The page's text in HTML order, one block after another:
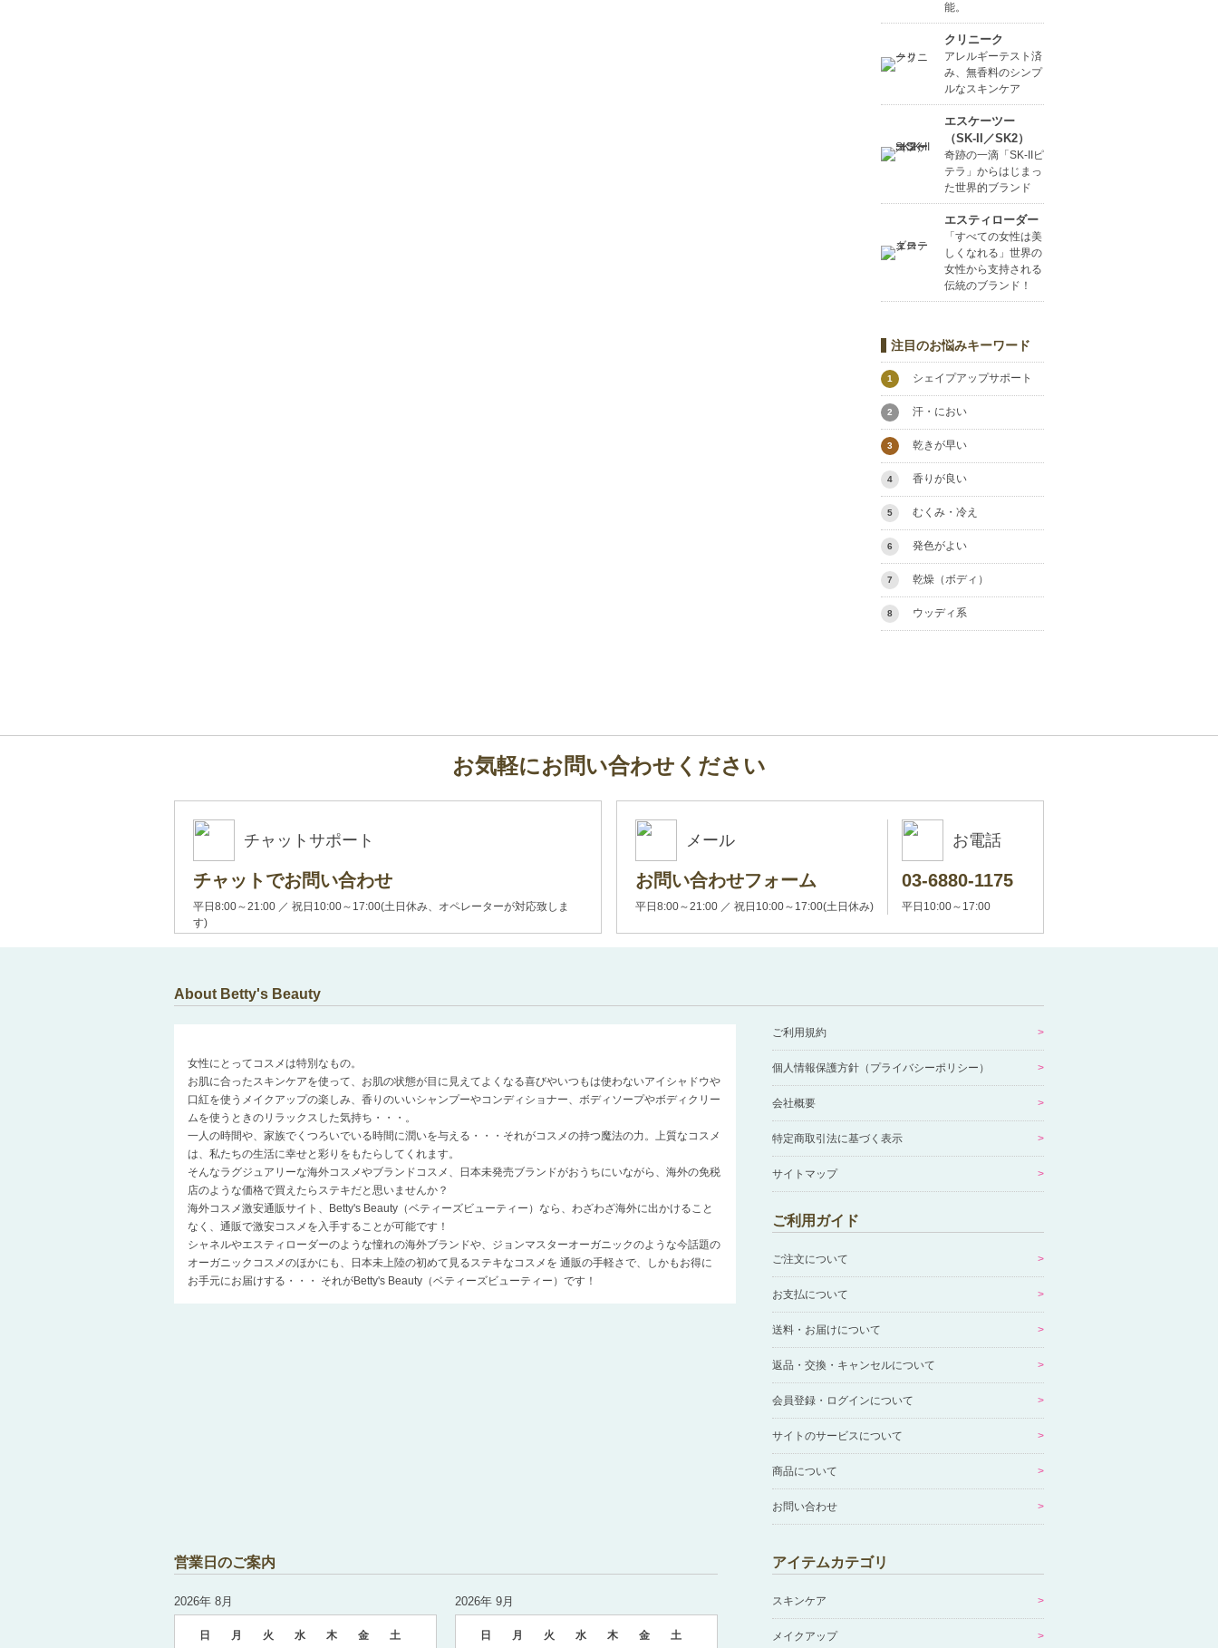
能。
クリニーク
アレルギーテスト済
み、無香料のシンプ
ルなスキンケア
エスケーツー
（SK-II／SK2）
奇跡の一滴「SK-IIピ
テラ」からはじまっ
た世界的ブランド
エスティローダー
「すべての女性は美
しくなれる」世界の
女性から支持される
伝統のブランド！
注目のお悩みキーワード
1 シェイプアップサポート
2 汗・におい
3 乾きが早い
4 香りが良い
5 むくみ・冷え
6 発色がよい
7 乾燥（ボディ）
8 ウッディ系
お気軽にお問い合わせください
チャットサポート
チャットでお問い合わせ
平日8:00～21:00 ／ 祝日10:00～17:00(土日休み、オペレーターが対応致しま
す)
メール
お問い合わせフォーム
平日8:00～21:00 ／ 祝日10:00～17:00(土日休み)
お電話
03-6880-1175
平日10:00～17:00
About Betty's Beauty
女性にとってコスメは特別なもの。
お肌に合ったスキンケアを使って、お肌の状態が目に見えてよくなる喜びやいつもは使わないアイシャドウや
口紅を使うメイクアップの楽しみ、香りのいいシャンプーやコンディショナー、ボディソープやボディクリー
ムを使うときのリラックスした気持ち・・・。
一人の時間や、家族でくつろいでいる時間に潤いを与える・・・それがコスメの持つ魔法の力。上質なコスメ
は、私たちの生活に幸せと彩りをもたらしてくれます。
そんなラグジュアリーな海外コスメやブランドコスメ、日本未発売ブランドがおうちにいながら、海外の免税
店のような価格で買えたらステキだと思いませんか？
海外コスメ激安通販サイト、Betty's Beauty（ベティーズビューティー）なら、わざわざ海外に出かけること
なく、通販で激安コスメを入手することが可能です！
シャネルやエスティローダーのような憧れの海外ブランドや、ジョンマスターオーガニックのような今話題の
オーガニックコスメのほかにも、日本未上陸の初めて見るステキなコスメを 通販の手軽さで、しかもお得に
お手元にお届けする・・・ それがBetty's Beauty（ベティーズビューティー）です！
ご利用規約
個人情報保護方針（プライバシーポリシー）
会社概要
特定商取引法に基づく表示
サイトマップ
ご利用ガイド
ご注文について
お支払について
送料・お届けについて
返品・交換・キャンセルについて
会員登録・ログインについて
サイトのサービスについて
商品について
お問い合わせ
営業日のご案内
2026年 8月
日 月 火 水 木 金 土
2026年 9月
日 月 火 水 木 金 土
アイテムカテゴリ
スキンケア
メイクアップ